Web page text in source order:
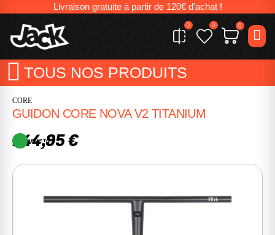
Livraison gratuite à partir de 120€ d'achat !
0 0 0
TOUS NOS PRODUITS
CORE
GUIDON CORE NOVA V2 TITANIUM
244,95 €
EN STOCK